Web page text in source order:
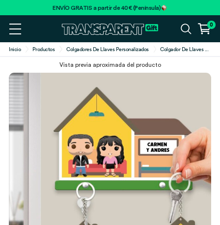
ENVÍO GRATIS a partir de 40€ (Península)
0
Inicio Productos Colgadores De Llaves Personalizados Colgador De Llaves ...
Vista previa aproximada del producto